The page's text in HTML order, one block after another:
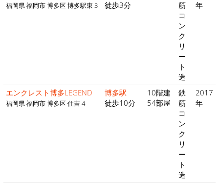
福岡県 福岡市 博多区 博多駅東 3 徒歩3分
筋
コ
ン
ク
リ
ー
ト
造
年
エンクレスト博多LEGEND
福岡県 福岡市 博多区 住吉 4
博多駅
徒歩10分
10階建
54部屋
鉄
筋
コ
ン
ク
リ
ー
ト
造
2017
年